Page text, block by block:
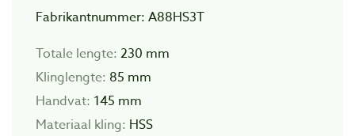
Fabrikantnummer: A88HS3T
Totale lengte: 230 mm
Klinglengte: 85 mm
Handvat: 145 mm
Materiaal kling: HSS